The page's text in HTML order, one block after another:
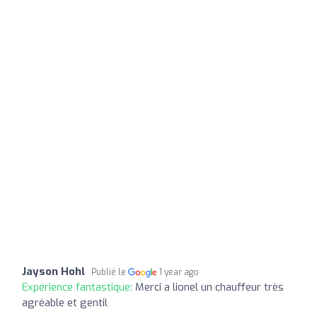
Jayson Hohl Publié le 1 year ago
Expérience fantastique: Merci a lionel un chauffeur très
agréable et gentil